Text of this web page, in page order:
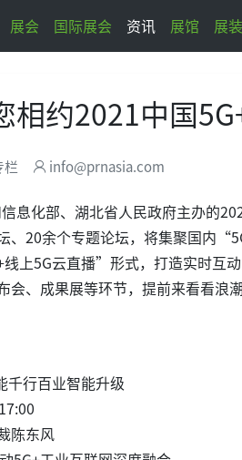
展会 国际展会 资讯 展馆 展装
相约2021中国
栏 info@prnasia.com
息化部、湖北省人民政府主办的
、20余个专题论坛，将集聚国内
上5G云直播”形式，打造实时互动
会、成果展等环节，提前来看看浪
千行百业智能升级
陈东风